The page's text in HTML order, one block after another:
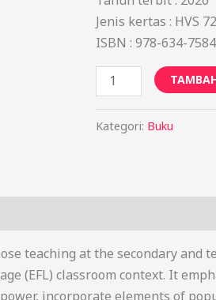
Jenis kertas : HVS
ISBN : 978-634-
Kategori: Buku
teaching at the secondary and
(EFL) classroom context. It
incorporate elements of